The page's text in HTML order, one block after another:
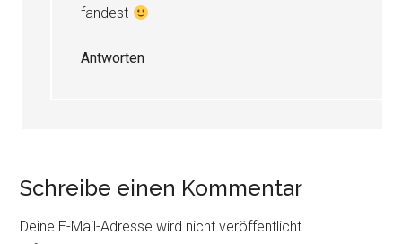
fandest
Antworten
Schreibe einen Kommentar
Deine E-Mail-Adresse wird nicht veröffentlicht.